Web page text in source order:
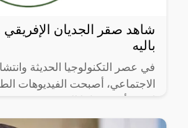
شاهد صقر الجديان
باليه
في عصر التكنولوجيا الحديثة
الاجتماعي، أصبحت الفيديوهات
انتشرت